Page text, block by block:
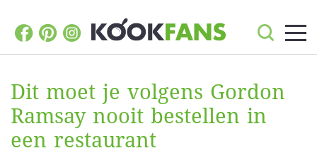
Dit moet je volgens Gordon
Ramsay nooit bestellen in
een restaurant